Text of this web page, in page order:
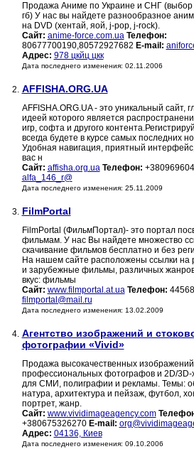
Продажа Аниме по Украине и СНГ (выбор
гб) У нас вы найдете разнообразное
на DVD (хентай, яой, j-pop, j-rock).
Сайт: anime-force.com.ua Телефон:
80677700190,80572927682 E-mail:
Адрес: 978 цкйц цкк
Дата последнего изменения: 02.11.2006
2. AFFISHA.ORG.UA
AFFISHA.ORG.UA - это уникальный сайт,
идеей которого является
игр, софта и другого
всегда будете в курсе самых последних
Удобная навигация, приятный
вас н
Сайт: affisha.org.ua Телефон:
alfa_146_r@
Дата последнего изменения: 25.11.2009
3. FilmPortal
FilmPortal (ФильмПортал)- это портал
фильмам. У нас Вы найдете множество
скачивание фильмов бесплатно и без
На нашем сайте расположены ссылки на
и зарубежные фильмы, различных
вкус: фильмы
Сайт: www.filmportal.at.ua Телефон:
filmportal@mail.ru
Дата последнего изменения: 13.02.2009
4. Агентство изображений и
фотографии «Vivid»
Продажа высокачественных изображений
профессиональных фотографов и 2D/3D-
для СМИ, полиграфии и рекламы. Темы:
натура, архитектура и пейзаж, футбол,
портрет, жанр.
Сайт: www.vividimageagency.com
+380675326270 E-mail:
Адрес: 04136, Киев
Дата последнего изменения: 09.10.2006